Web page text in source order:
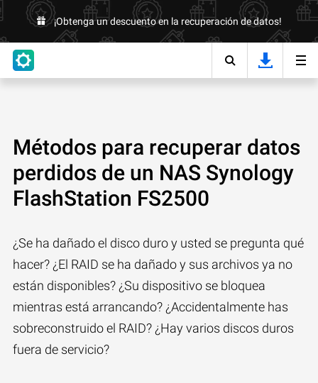
¡Obtenga un descuento en la recuperación de datos!
Métodos para recuperar datos
perdidos de un NAS Synology
FlashStation FS2500
¿Se ha dañado el disco duro y usted se pregunta qué
hacer? ¿El RAID se ha dañado y sus archivos ya no
están disponibles? ¿Su dispositivo se bloquea
mientras está arrancando? ¿Accidentalmente has
sobreconstruido el RAID? ¿Hay varios discos duros
fuera de servicio?